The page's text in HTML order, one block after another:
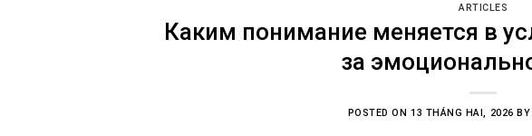
ARTICLES
Каким понимание меняется в
за
POSTED ON13 THÁNG HAI, 2026 BY